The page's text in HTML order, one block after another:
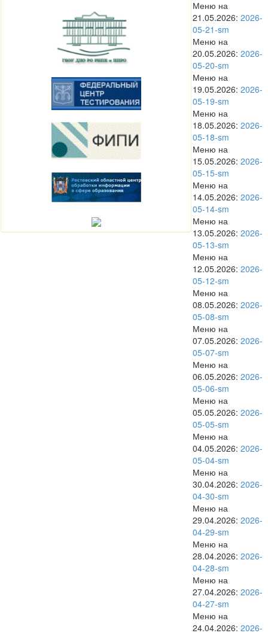
Меню на
21.05.2026: 2026-
05-21-sm
Меню на
20.05.2026: 2026-
05-20-sm
Меню на
19.05.2026: 2026-
05-19-sm
Меню на
18.05.2026: 2026-
05-18-sm
Меню на
15.05.2026: 2026-
05-15-sm
Меню на
14.05.2026: 2026-
05-14-sm
Меню на
13.05.2026: 2026-
05-13-sm
Меню на
12.05.2026: 2026-
05-12-sm
Меню на
08.05.2026: 2026-
05-08-sm
Меню на
07.05.2026: 2026-
05-07-sm
Меню на
06.05.2026: 2026-
05-06-sm
Меню на
05.05.2026: 2026-
05-05-sm
Меню на
04.05.2026: 2026-
05-04-sm
Меню на
30.04.2026: 2026-
04-30-sm
Меню на
29.04.2026: 2026-
04-29-sm
Меню на
28.04.2026: 2026-
04-28-sm
Меню на
27.04.2026: 2026-
04-27-sm
Меню на
24.04.2026: 2026-